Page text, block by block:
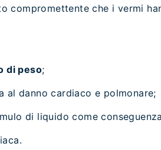
compromettente che i vermi
di peso;
danno cardiaco e polmonare;
di liquido come conseguenza